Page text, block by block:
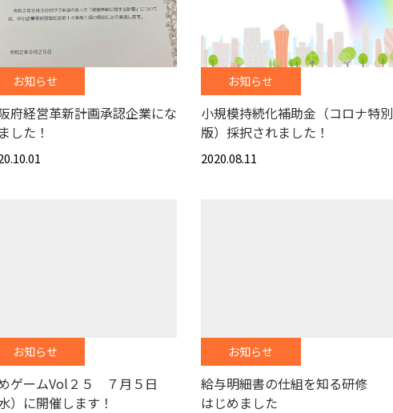
お知らせ
府経営革新計画承認企業にな
した！
お知らせ
小規模持続化補助金（コロナ特別
版）採択されました！
2020.08.11
お知らせ
ゲームVol２５ ７月５日
水）に開催します！
お知らせ
給与明細書の仕組を知る研修
はじめました